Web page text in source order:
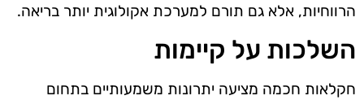
הרווחיות, אלא גם תורם למערכת אקולוגית יותר בריאה.
השלכות על קיימות
חקלאות חכמה מציעה יתרונות משמעותיים בתחום